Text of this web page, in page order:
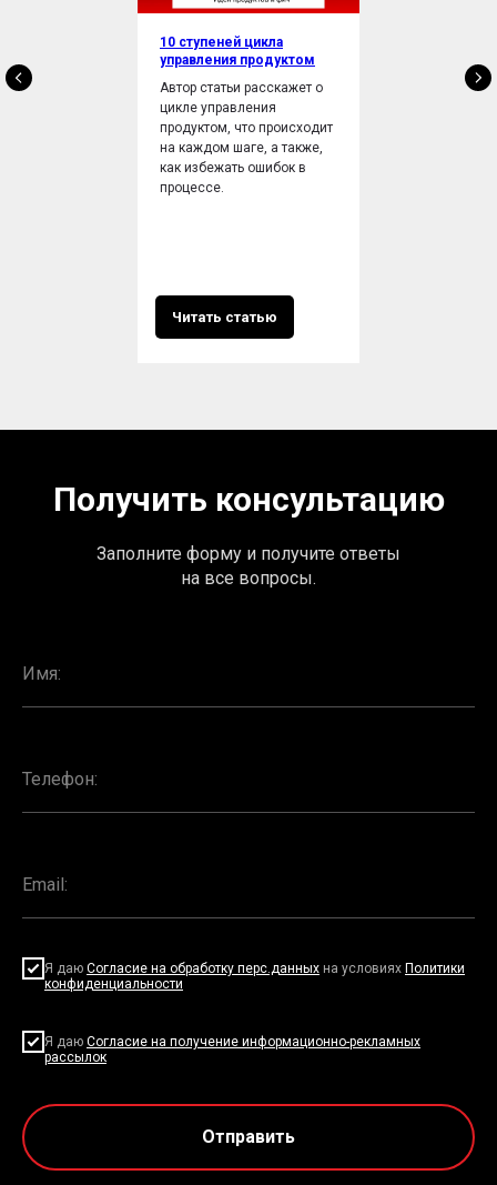
10 ступеней цикла
управления продуктом
Автор статьи расскажет о
цикле управления
продуктом, что происходит
на каждом шаге, а также,
как избежать ошибок в
процессе.
Читать статью
Получить консультацию
Заполните форму и получите ответы
на все вопросы.
Я даю Согласие на обработку перс.данных на условиях Политики
конфиденциальности
Я даю Согласие на получение информационно-рекламных
рассылок
Отправить